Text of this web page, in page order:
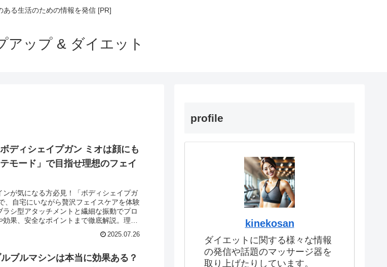
ある生活のための情報を発信 [PR]
アップ & ダイエット
ディシェイプガン ミオは顔にも
モード」で目指せ理想のフェイ
ンが気になる方必見！「ボディシェイプガ
、自宅にいながら贅沢フェイスケアを体験
ラシ型アタッチメントと繊細な振動でプロ
果、安全なポイントまで徹底解説。理想
2025.07.26
ルブルマシンは本当に効果ある？
profile
kinekosan
ダイエットに関する様々な情報
の発信や話題のマッサージ器を
取り上げたりしています。